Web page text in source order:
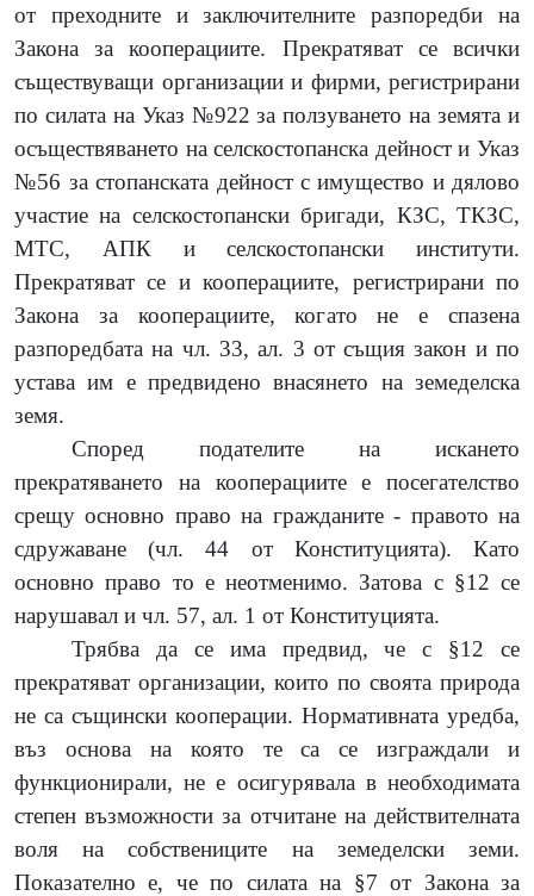
от преходните и заключителните разпоредби на
Закона за кооперациите. Прекратяват се всички
съществуващи организации и фирми, регистрирани
по силата на Указ №922 за ползуването на земята и
осъществяването на селскостопанска дейност и Указ
№56 за стопанската дейност с имущество и дялово
участие на селскостопански бригади, КЗС, ТКЗС,
МТС, АПК и селскостопански институти.
Прекратяват се и кооперациите, регистрирани по
Закона за кооперациите, когато не е спазена
разпоредбата на чл. 33, ал. 3 от същия закон и по
устава им е предвидено внасянето на земеделска
земя.
Според подателите на искането
прекратяването на кооперациите е посегателство
срещу основно право на гражданите - правото на
сдружаване (чл. 44 от Конституцията). Като
основно право то е неотменимо. Затова с §12 се
нарушавал и чл. 57, ал. 1 от Конституцията.
Трябва да се има предвид, че с §12 се
прекратяват организации, които по своята природа
не са същински кооперации. Нормативната уредба,
въз основа на която те са се изграждали и
функционирали, не е осигурявала в необходимата
степен възможности за отчитане на действителната
воля на собствениците на земеделски земи.
Показателно е, че по силата на §7 от Закона за